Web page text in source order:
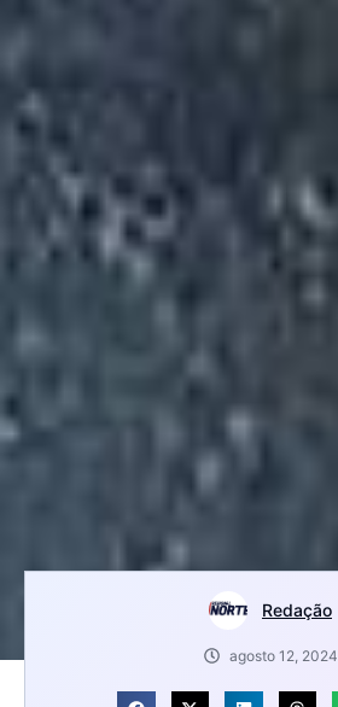
Redação
agosto 12, 2024